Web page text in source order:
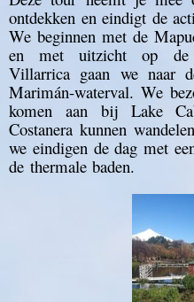
ontdekken en eindigt de
We beginnen met de
en met uitzicht op de
Villarrica gaan we naar
Marimán-waterval. We
komen aan bij Lake
Costanera kunnen
we eindigen de dag met
de thermale baden.